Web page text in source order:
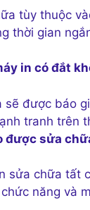
tùy thuộc
thời gian
in có đắt
sẽ được báo
tranh trên
được sửa
sửa chữa tất
năng và